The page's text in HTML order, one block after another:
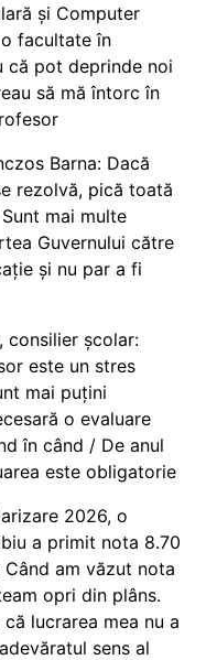
și Computer
facultate în
că pot deprinde noi
să mă întorc în
Barna: Dacă
rezolvă, pică toată
mai multe
Guvernului către
și nu par a fi
consilier școlar:
este un stres
mai puțini
o evaluare
în când / De anul
este obligatorie
2026, o
a primit nota 8.70
am văzut nota
opri din plâns.
lucrarea mea nu a
sens al